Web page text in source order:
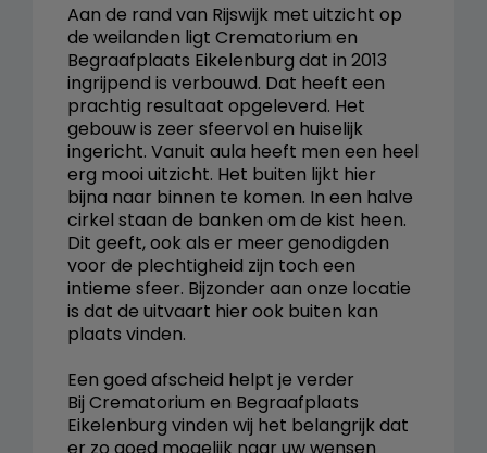
Aan de rand van Rijswijk met uitzicht op
de weilanden ligt Crematorium en
Begraafplaats Eikelenburg dat in 2013
ingrijpend is verbouwd. Dat heeft een
prachtig resultaat opgeleverd. Het
gebouw is zeer sfeervol en huiselijk
ingericht. Vanuit aula heeft men een heel
erg mooi uitzicht. Het buiten lijkt hier
bijna naar binnen te komen. In een halve
cirkel staan de banken om de kist heen.
Dit geeft, ook als er meer genodigden
voor de plechtigheid zijn toch een
intieme sfeer. Bijzonder aan onze locatie
is dat de uitvaart hier ook buiten kan
plaats vinden.
Een goed afscheid helpt je verder
Bij Crematorium en Begraafplaats
Eikelenburg vinden wij het belangrijk dat
er zo goed mogelijk naar uw wensen